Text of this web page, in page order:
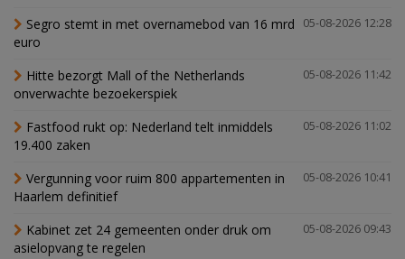
05-08-2026 12:28
Segro stemt in met overnamebod van 16 mrd
euro
05-08-2026 11:42
Hitte bezorgt Mall of the Netherlands
onverwachte bezoekerspiek
05-08-2026 11:02
Fastfood rukt op: Nederland telt inmiddels
19.400 zaken
05-08-2026 10:41
Vergunning voor ruim 800 appartementen in
Haarlem definitief
05-08-2026 09:43
Kabinet zet 24 gemeenten onder druk om
asielopvang te regelen